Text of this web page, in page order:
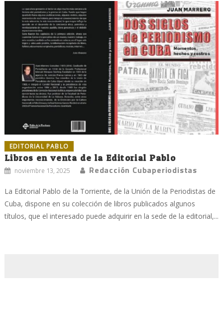
EDITORIAL PABLO
Libros en venta de la Editorial Pablo
noviembre 13, 2025 Redacción Cubaperiodistas
La Editorial Pablo de la Torriente, de la Unión de la Periodistas de
Cuba, dispone en su colección de libros publicados algunos
títulos, que el interesado puede adquirir en la sede de la editorial,...